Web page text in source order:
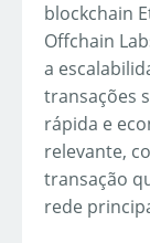
blockchain
Offchain
a
transações
rápida e
relevante,
transação
rede